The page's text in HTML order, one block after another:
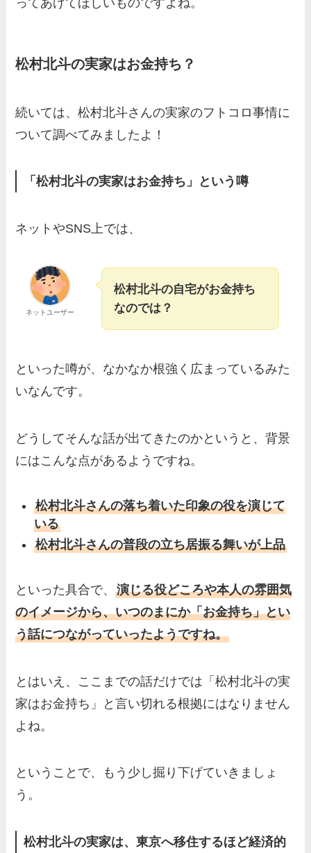
松村北斗の実家はお金持ち？
続いては、松村北斗さんの実家のフトコロ事情に
ついて調べてみましたよ！
「松村北斗の実家はお金持ち」という噂
ネットやSNS上では、
ネットユーザー
松村北斗の自宅がお金持ち
なのでは？
といった噂が、なかなか根強く広まっているみた
いなんです。
どうしてそんな話が出てきたのかというと、背景
にはこんな点があるようですね。
松村北斗さんの落ち着いた印象の役を演じて
いる
松村北斗さんの普段の立ち居振る舞いが上品
といった具合で、演じる役どころや本人の雰囲気
のイメージから、いつのまにか「お金持ち」とい
う話につながっていったようですね。
とはいえ、ここまでの話だけでは「松村北斗の実
家はお金持ち」と言い切れる根拠にはなりません
よね。
ということで、もう少し掘り下げていきましょ
う。
松村北斗の実家は、東京へ移住するほど経済的